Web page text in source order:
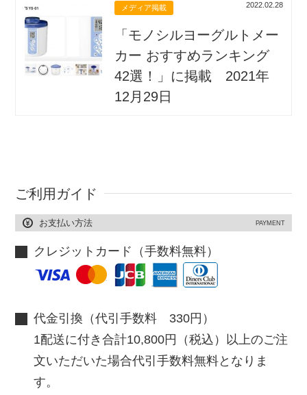
メディア掲載 2022.02.28
「モノシルヨーグルトメー
カー おすすめランキング
42選！」に掲載 2021年
12月29日
ご利用ガイド
お支払い方法 PAYMENT
クレジットカード（手数料無料）
代金引換（代引手数料 330円）
1配送に付き合計10,800円（税込）以上のご注
文いただいた場合代引手数料無料となりま
す。